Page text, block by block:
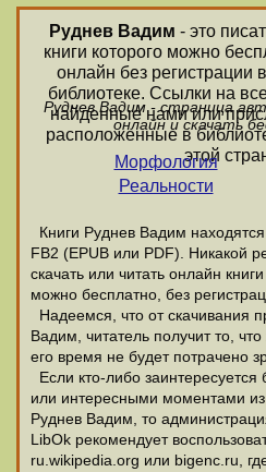
Руднев Вадим - это
книги которого можно
онлайн без регистрации
библиотеке. Ссылки на
найденные нами или
расположенные в
этой
Руднев Вадим - страница
онлайн и скачать
Морфология
Реальности
Книги Руднев Вадим
FB2 (EPUB или PDF). Никакой
скачать или читать онлайн
можно бесплатно, без
Надеемся, что от скачивания
Вадим, читатель получит то,
его время не будет потрачено
Если кто-либо
или интересными моментами из
Руднев Вадим, то
LibOk рекомендует
ru.wikipedia.org или bigenc.ru,